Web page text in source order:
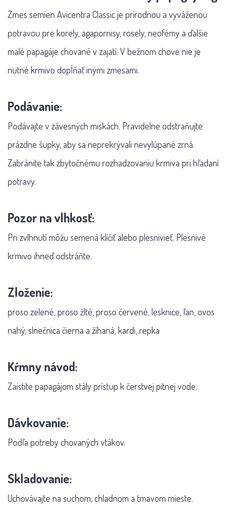
Zmes semien Avicentra Classic je prírodnou a vyváženou
potravou pre korely, agapornisy, rosely, neofémy a ďalšie
malé papagáje chované v zajatí. V bežnom chove nie je
nutné krmivo dopĺňať inými zmesami.
Podávanie:
Podávajte v závesných miskách. Pravidelne odstraňujte
prázdne šupky, aby sa neprekrývali nevylúpané zrná.
Zabránite tak zbytočnému rozhadzovaniu krmiva pri hľadaní
potravy.
Pozor na vlhkosť:
Pri zvlhnutí môžu semená klíčiť alebo plesnivieť. Plesnivé
krmivo ihneď odstráňte.
Zloženie:
proso zelené, proso žlté, proso červené, lesknice, ľan, ovos
nahý, slnečnica čierna a žíhaná, kardi, repka
Kŕmny návod:
Zaistite papagájom stály prístup k čerstvej pitnej vode.
Dávkovanie:
Podľa potreby chovaných vtákov.
Skladovanie:
Uchovávajte na suchom, chladnom a tmavom mieste.